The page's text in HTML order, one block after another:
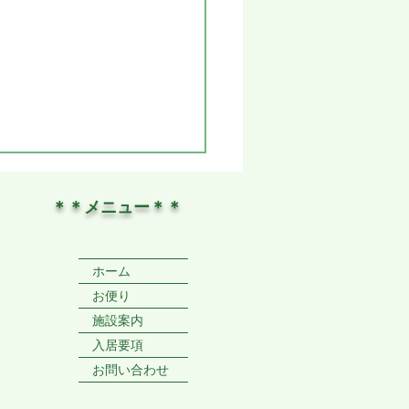
いう間の4月・・過ご
い季節になりまし
＊＊メニュー＊＊
ホーム
お便り
施設案内
入居要項
お問い合わせ